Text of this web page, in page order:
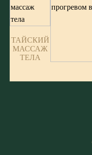
ТАЙСКИЙ
МАССАЖ
ТЕЛА